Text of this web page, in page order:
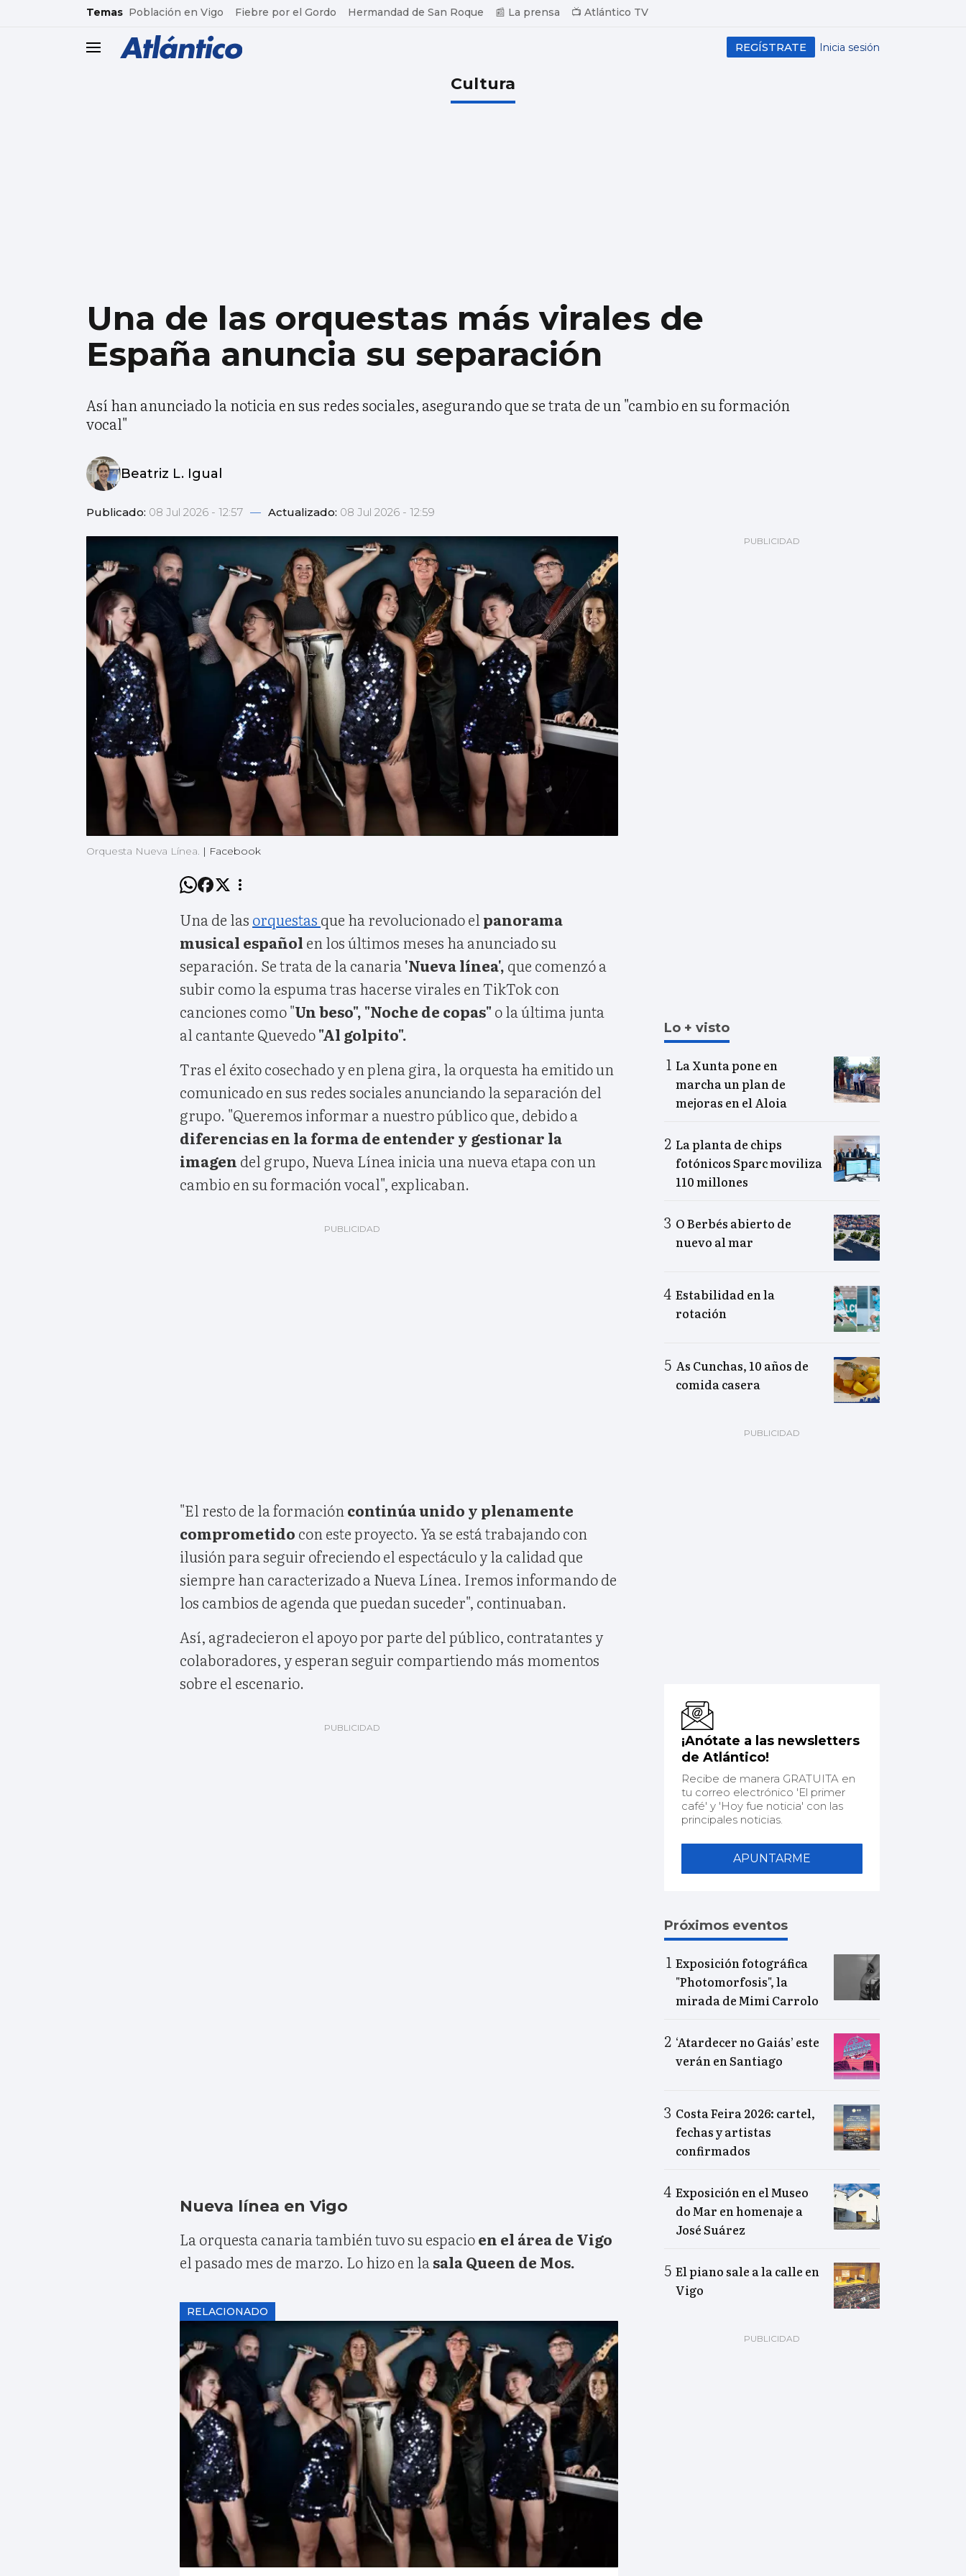
common.go-to-content
Temas Población en Vigo Fiebre por el Gordo Hermandad de San Roque 📰 La prensa 📺 Atlántico TV
header.menu.open Inicia sesión
REGÍSTRATE
Cultura
Una de las orquestas más virales de
España anuncia su separación
Así han anunciado la noticia en sus redes sociales, asegurando que se trata de un "cambio en su formación
vocal"
Beatriz L. Igual
Publicado: 08 Jul 2026 - 12:57 — Actualizado: 08 Jul 2026 - 12:59
Orquesta Nueva Línea. | Facebook
Una de las orquestas que ha revolucionado el panorama
musical español en los últimos meses ha anunciado su
separación. Se trata de la canaria 'Nueva línea', que comenzó a
subir como la espuma tras hacerse virales en TikTok con
canciones como "Un beso", "Noche de copas" o la última junta
al cantante Quevedo"Al golpito".
Tras el éxito cosechado y en plena gira, la orquesta ha emitido un
comunicado en sus redes sociales anunciando la separación del
grupo. "Queremos informar a nuestro público que, debido a
diferencias en la forma de entender y gestionar la
imagen del grupo, Nueva Línea inicia una nueva etapa con un
cambio en su formación vocal", explicaban.
"El resto de la formación continúa unido y plenamente
comprometido con este proyecto. Ya se está trabajando con
ilusión para seguir ofreciendo el espectáculo y la calidad que
siempre han caracterizado a Nueva Línea. Iremos informando de
los cambios de agenda que puedan suceder", continuaban.
Así, agradecieron el apoyo por parte del público, contratantes y
colaboradores, y esperan seguir compartiendo más momentos
sobre el escenario.
Nueva línea en Vigo
La orquesta canaria también tuvo su espacioen el área de Vigo
el pasado mes de marzo. Lo hizo en la sala Queen de Mos.
RELACIONADO
Lo + visto
La Xunta pone en
marcha un plan de
mejoras en el Aloia
La planta de chips
fotónicos Sparc moviliza
110 millones
O Berbés abierto de
nuevo al mar
Estabilidad en la
rotación
As Cunchas, 10 años de
comida casera
¡Anótate a las newsletters
de Atlántico!
Recibe de manera GRATUITA en
tu correo electrónico 'El primer
café' y 'Hoy fue noticia' con las
principales noticias.
APUNTARME
Próximos eventos
Exposición fotográfica
"Photomorfosis", la
mirada de Mimi Carrolo
‘Atardecer no Gaiás’ este
verán en Santiago
Costa Feira 2026: cartel,
fechas y artistas
confirmados
Exposición en el Museo
do Mar en homenaje a
José Suárez
El piano sale a la calle en
Vigo